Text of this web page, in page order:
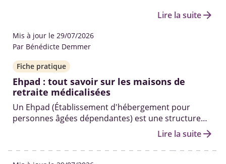
Lire la suitearrow_forward
Mis à jour le 29/07/2026
Par Bénédicte Demmer
Fiche pratique
Ehpad : tout savoir sur les maisons de
retraite médicalisées
Un Ehpad (Établissement d'hébergement pour
personnes âgées dépendantes) est une structure
médicalisée qui accueille les seniors dépendants
ayant besoin d'un accompagnement et de soins
médicaux au quotidien.
Lire la suitearrow_forward